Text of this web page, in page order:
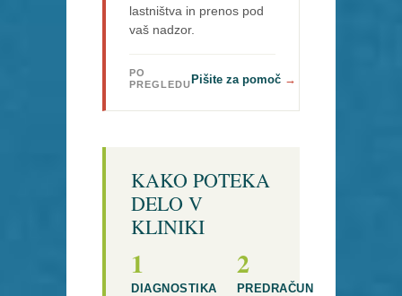
lastništva in prenos pod
vaš nadzor.
PO
PREGLEDUPišite za pomoč
KAKO POTEKA
DELO V
KLINIKI
1
DIAGNOSTIKA
2
PREDRAČUN